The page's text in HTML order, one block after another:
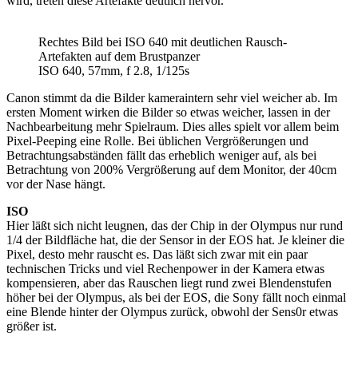
Rechtes Bild bei ISO 640 mit deutlichen Rausch-
Artefakten auf dem Brustpanzer
ISO 640, 57mm, f 2.8, 1/125s
Canon stimmt da die Bilder kameraintern sehr viel weicher ab. Im
ersten Moment wirken die Bilder so etwas weicher, lassen in der
Nachbearbeitung mehr Spielraum. Dies alles spielt vor allem beim
Pixel-Peeping eine Rolle. Bei üblichen Vergrößerungen und
Betrachtungsabständen fällt das erheblich weniger auf, als bei
Betrachtung von 200% Vergrößerung auf dem Monitor, der 40cm
vor der Nase hängt.
ISO
Hier läßt sich nicht leugnen, das der Chip in der Olympus nur rund
1/4 der Bildfläche hat, die der Sensor in der EOS hat. Je kleiner die
Pixel, desto mehr rauscht es. Das läßt sich zwar mit ein paar
technischen Tricks und viel Rechenpower in der Kamera etwas
kompensieren, aber das Rauschen liegt rund zwei Blendenstufen
höher bei der Olympus, als bei der EOS, die Sony fällt noch einmal
eine Blende hinter der Olympus zurück, obwohl der Sens0r etwas
größer ist.